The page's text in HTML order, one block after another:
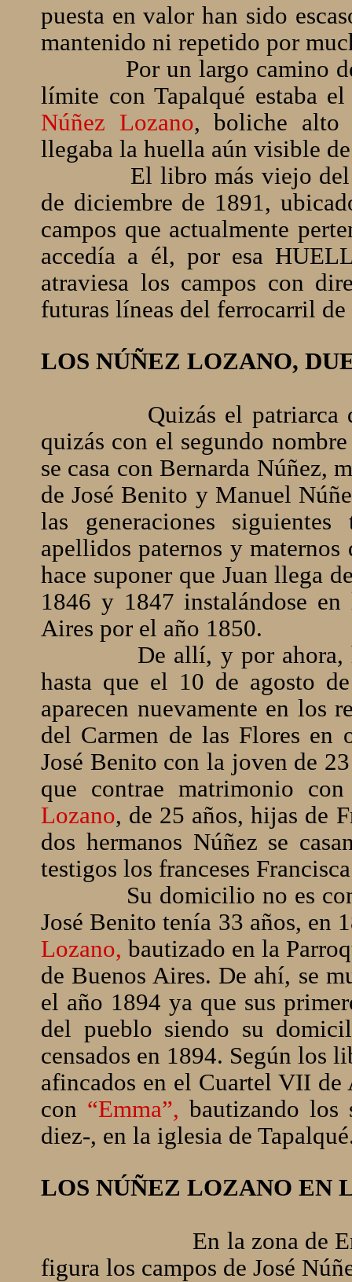
puesta en valor han sido
mantenido ni repetido por
Por un largo camino
límite con Tapalqué estaba
Núñez Lozano, boliche alto
llegaba la huella aún visible
El libro más viejo del
de diciembre de 1891,
campos que actualmente
accedía a él, por esa
atraviesa los campos con
futuras líneas del ferrocarril de
LOS NÚÑEZ LOZANO,
Quizás el
quizás con el segundo
se casa con Bernarda Núñez,
de José Benito y Manuel
las generaciones
apellidos paternos y maternos
hace suponer que Juan llega
1846 y 1847 instalándose
Aires por el año 1850.
De allí, y por ahora,
hasta que el 10 de agosto
aparecen nuevamente en los
del Carmen de las Flores en
José Benito con la joven de
que contrae matrimonio
Lozano, de 25 años, hijas de
dos hermanos Núñez se
testigos los franceses
Su domicilio no es
José Benito tenía 33 años, en
Lozano, bautizado en la
de Buenos Aires. De ahí, se
el año 1894 ya que sus
del pueblo siendo su
censados en 1894. Según los
afincados en el Cuartel VII de
con “Emma”, bautizando los
diez-, en la iglesia de
LOS NÚÑEZ LOZANO EN
En la zona de
figura los campos de José